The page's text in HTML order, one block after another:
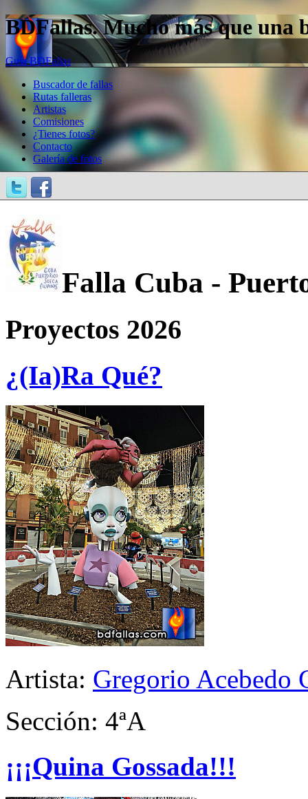
BDFallas. Mucho más que una
Guía BDFallas
Buscador de fallas
Rutas falleras
Artistas
Comisiones
¿Tienes fotos?
Contacto
Galería de fotos
Falla Cuba -
Proyectos 2026
¿(Ia)Ra Qué?
Artista: Gregorio Acebedo
Sección: 4ªA
¡¡¡Quina Gossada!!!